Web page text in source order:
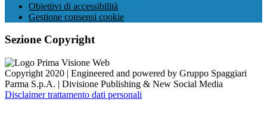
Obiettivi di accessibilità
Gestione consensi cookie
Sezione Copyright
Copyright 2020 | Engineered and powered by Gruppo Spaggiari
Parma S.p.A. | Divisione Publishing & New Social Media
Disclaimer trattamento dati personali